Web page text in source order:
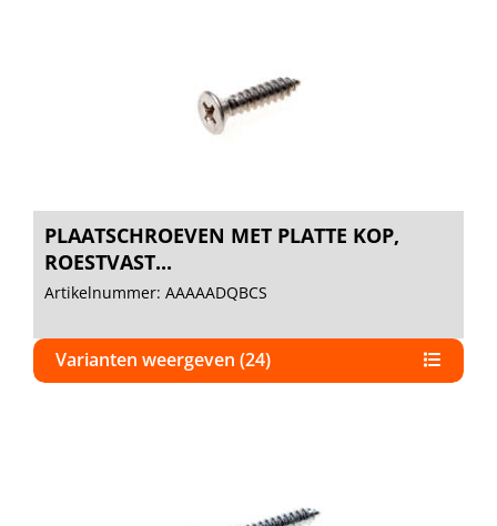
PLAATSCHROEVEN MET PLATTE KOP,
ROESTVAST...
Artikelnummer: AAAAADQBCS
Varianten weergeven (24)